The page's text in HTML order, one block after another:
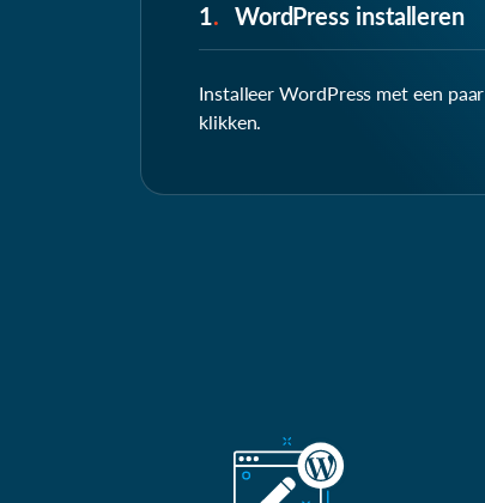
1. WordPress installeren
Installeer WordPress met een paar
klikken.